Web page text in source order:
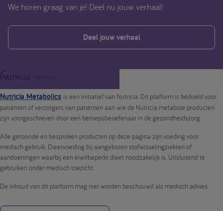
We horen graag van je! Deel nu jouw verhaal!
Deel jouw verhaal
Nutricia Metabolics is een initiatief van Nutricia. Dit platform is bedoeld voor
patiënten of verzorgers van patiënten aan wie de Nutricia metabole producten
zijn voorgeschreven door een beroepsbeoefenaar in de gezondheidszorg.
Alle getoonde en besproken producten op deze pagina zijn voeding voor
medisch gebruik. Dieetvoeding bij aangeboren stofwisselingziekten of
aandoeningen waarbij een eiwitbeperkt dieet noodzakelijk is. Uitsluitend te
gebruiken onder medisch toezicht.
De inhoud van dit platform mag niet worden beschouwd als medisch advies.